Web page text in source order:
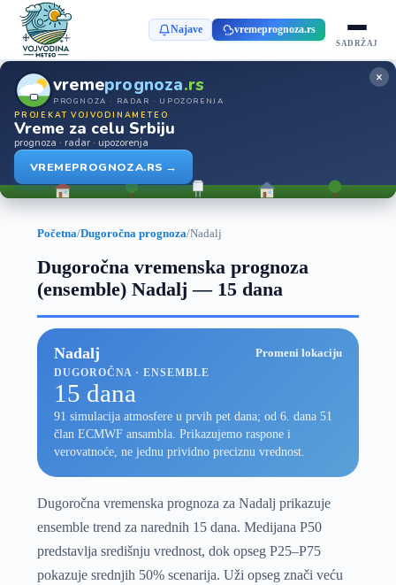
Najave vremeprognoza.rs
SADRŽAJ
vremeprognoza.rs
PROGNOZA · RADAR · UPOZORENJA
PROJEKAT VOJVODINAMETEO
Vreme za celu Srbiju
prognoza · radar · upozorenja
VREMEPROGNOZA.RS →
×
Početna/Dugoročna prognoza/Nadalj
Dugoročna vremenska prognoza
(ensemble) Nadalj — 15 dana
Nadalj Promeni lokaciju
DUGOROČNA · ENSEMBLE
15 dana
91 simulacija atmosfere u prvih pet dana; od 6. dana 51
član ECMWF ansambla. Prikazujemo raspone i
verovatnoće, ne jednu prividno preciznu vrednost.
Dugoročna vremenska prognoza za Nadalj prikazuje
ensemble trend za narednih 15 dana. Medijana P50
predstavlja središnju vrednost, dok opseg P25–P75
pokazuje srednjih 50% scenarija. Uži opseg znači veću